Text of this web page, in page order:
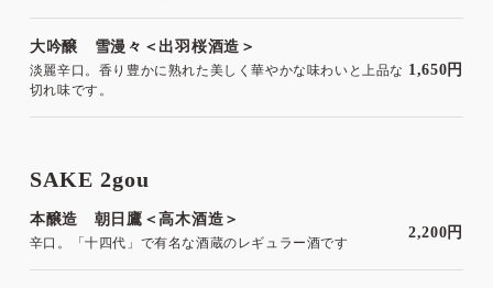
大吟醸 雪漫々＜出羽桜酒造＞
淡麗辛口。香り豊かに熟れた美しく華やかな味わいと上品な
切れ味です。
1,650円
SAKE 2gou
本醸造 朝日鷹＜高木酒造＞
辛口。「十四代」で有名な酒蔵のレギュラー酒です
2,200円